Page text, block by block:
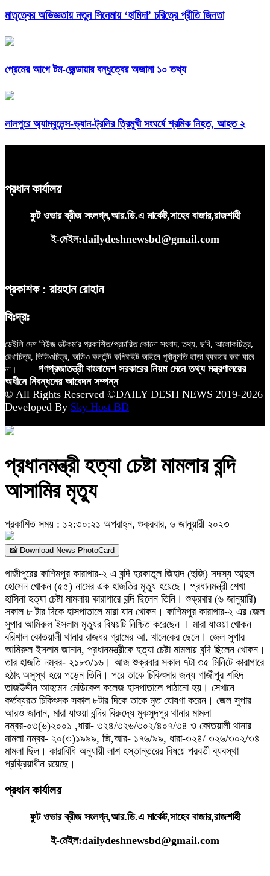
মাতৃত্বের অভিজ্ঞতায় নতুন সিনেমায় ‘হামিদা’ চরিত্রে প্রীতি জিনতা
প্রেমের আগে টম-জেন্ডায়ার বন্ধুত্বের অজানা ১০ তথ্য
লালপুরে অ্যাম্বুলেন্স-ভ্যান-ট্রলির ত্রিমুখী সংঘর্ষে শ্রমিক নিহত, আহত ২
প্রধান কার্যালয়
ফুট ওভার ব্রীজ সংলগ্ন,আর.ডি.এ মার্কেট,সাহেব বাজার,রাজশাহী
ই-মেইল:dailydeshnewsbd@gmail.com
প্রকাশক : রায়হান রোহান
বিঃদ্রঃ
ডেইলি দেশ নিউজ ডটকম’র প্রকাশিত/প্রচারিত কোনো সংবাদ, তথ্য, ছবি, আলোকচিত্র,
রেখাচিত্র, ভিডিওচিত্র, অডিও কনটেন্ট কপিরাইট আইনে পূর্বানুমতি ছাড়া ব্যবহার করা যাবে
না।
গণপ্রজাতন্ত্রী বাংলাদেশ সরকারের নিয়ম মেনে তথ্য মন্ত্রণালয়ের
অধীনে নিবন্ধনের আবেদন সম্পন্ন
© All Rights Reserved ©DAILY DESH NEWS 2019-2026
Developed By Sky Host BD
প্রধানমন্ত্রী হত্যা চেষ্টা মামলার বন্দি
আসামির মৃত্যু
প্রকাশিত সময় : ১২:৩০:২১ অপরাহ্ন, শুক্রবার, ৬ জানুয়ারী ২০২৩
📸 Download News PhotoCard
গাজীপুরের কাশিমপুর কারাগার-২ এ বন্দি হরকাতুল জিহাদ (হুজি) সদস্য আব্দুল
হোসেন খোকন (৫৫) নামের এক হাজতির মৃত্যু হয়েছে। প্রধানমন্ত্রী শেখা
হাসিনা হত্যা চেষ্টা মামলায় কারাগারে বন্দি ছিলেন তিনি। শুক্রবার (৬ জানুয়ারি)
সকাল ৮ টার দিকে হাসপাতালে মারা যান খোকন। কাশিমপুর কারাগার-২ এর জেল
সুপার আমিরুল ইসলাম মৃত্যুর বিষয়টি নিশ্চিত করেছেন । মারা যাওয়া খোকন
বরিশাল কোতয়ালী থানার রাজধর গ্রামের আ. খালেকের ছেলে। জেল সুপার
আমিরুল ইসলাম জানান, প্রধানমন্ত্রীকে হত্যা চেষ্টা মামলায় বন্দি ছিলেন খোকন।
তার হাজতি নম্বর- ২১৮৩/১৬। আজ শুক্রবার সকাল ৭টা ৩৫ মিনিটে কারাগারে
হঠাৎ অসুস্থ হয়ে পড়েন তিনি। পরে তাকে চিকিৎসার জন্য গাজীপুর শহিদ
তাজউদ্দীন আহমেদ মেডিকেল কলেজ হাসপাতালে পাঠানো হয়। সেখানে
কর্তব্যরত চিকিৎসক সকাল ৮টার দিকে তাকে মৃত ঘোষণা করেন। জেল সুপার
আরও জানান, মারা যাওয়া বন্দির বিরুদ্ধে মুকসুদপুর থানার মামলা
নম্বর-০৩(৬)২০০১ ,ধারা- ৩২৪/৩২৬/৩০২/৪০৭/৩৪ ও কোতয়ালী থানার
মামলা নম্বর- ২০(৩)১৯৯৯, জি,আর- ১৭৬/৯৯, ধারা-৩২৪/ ৩২৬/৩০২/৩৪
মামলা ছিল। কারাবিধি অনুযায়ী লাশ হস্তান্তরের বিষয়ে পরবর্তী ব্যবস্থা
প্রক্রিয়াধীন রয়েছে।
প্রধান কার্যালয়
ফুট ওভার ব্রীজ সংলগ্ন,আর.ডি.এ মার্কেট,সাহেব বাজার,রাজশাহী
ই-মেইল:dailydeshnewsbd@gmail.com